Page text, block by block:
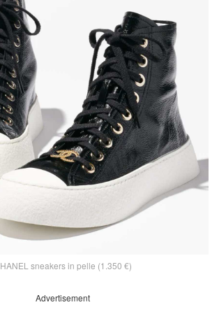
sneakers in pelle (1.350 €)
Advertisement